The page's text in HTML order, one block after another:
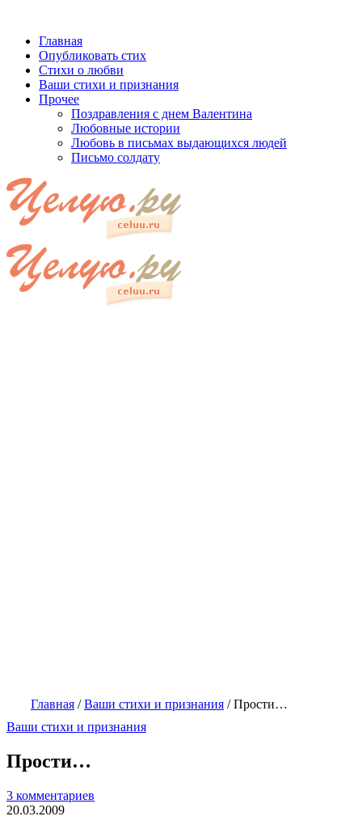
Главная
Опубликовать стих
Стихи о любви
Ваши стихи и признания
Прочее
Поздравления с днем Валентина
Любовные истории
Любовь в письмах выдающихся людей
Письмо солдату
Главная /Ваши стихи и признания /Прости…
Ваши стихи и признания
Прости…
3 комментариев
20.03.2009